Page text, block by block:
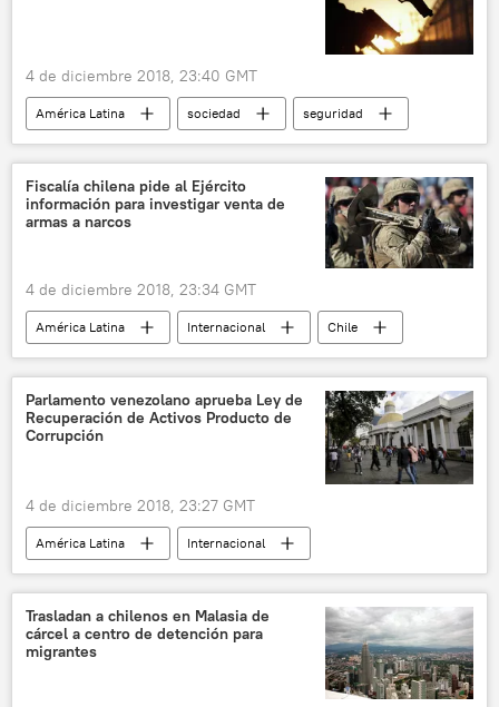
4 de diciembre 2018, 23:40 GMT
América Latina sociedad
seguridad
Internacional
Argentina
armamento
noticias
Fiscalía chilena pide al Ejército
información para investigar venta de
armas a narcos
4 de diciembre 2018, 23:34 GMT
América Latina Internacional
Chile
Ejército de Chile
tráfico de armas
narcotráfico
noticias
Parlamento venezolano aprueba Ley de
Recuperación de Activos Producto de
Corrupción
4 de diciembre 2018, 23:27 GMT
América Latina
Internacional
Venezuela
Asamblea Nacional de Venezuela
corrupción
noticias
Trasladan a chilenos en Malasia de
cárcel a centro de detención para
migrantes